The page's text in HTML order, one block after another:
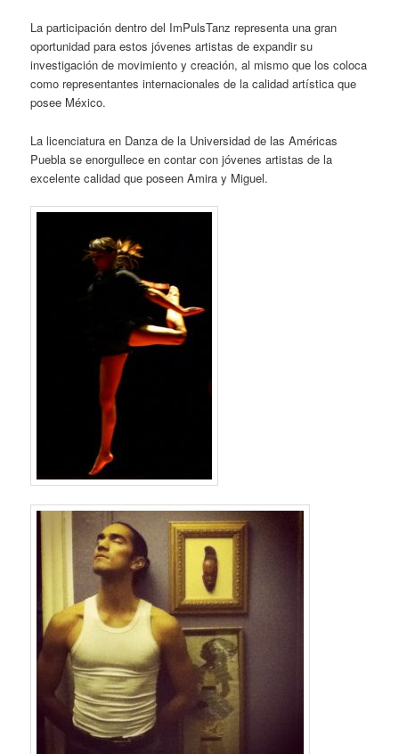
La participación dentro del ImPulsTanz representa una gran
oportunidad para estos jóvenes artistas de expandir su
investigación de movimiento y creación, al mismo que los coloca
como representantes internacionales de la calidad artística que
posee México.
La licenciatura en Danza de la Universidad de las Américas
Puebla se enorgullece en contar con jóvenes artistas de la
excelente calidad que poseen Amira y Miguel.